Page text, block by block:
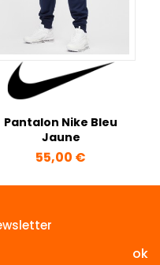
Pantalon Nike Bleu
Jaune
Prix
55,00 €